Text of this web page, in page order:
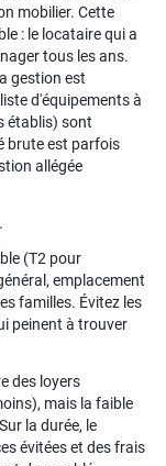
mobilier. Cette
: le locataire qui a
tous les ans.
gestion est
d'équipements à
établis) sont
brute est parfois
allégée
(T2 pour
emplacement
familles. Évitez les
peinent à trouver
des loyers
mais la faible
la durée, le
évitées et des frais